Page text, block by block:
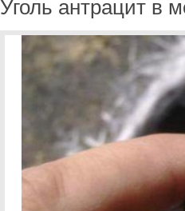
Уголь антрацит в